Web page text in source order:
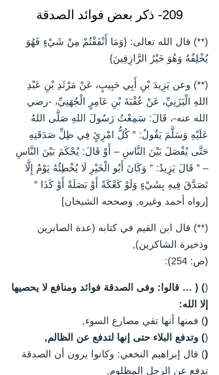
209- ذكر بعض فوائد الصدقة
(**) قال الله تعالى: {وَمَا أَنْفَقْتُمْ مِنْ شَيْءٍ فَهُوَ
يُخْلِفُهُ وَهُوَ خَيْرُ الرَّازِقِينَ}
(**) وعن يَزِيدَ بْنِ أَبِي حَبِيبٍ، عَنْ مَرْثَدِ بْنِ عَبْدِ
اللهِ الْيَزَنِيِّ، عَنْ عُقْبَةَ بْنِ عَامِرٍ الْجُهَنِيِّ، -رضي
الله عنه-، قَالَ: سَمِعْتُ رَسُولَ اللهِ صَلَّى اللهُ
عَلَيْهِ وَسَلَّمَ يَقُولُ: ” كُلُّ امْرِئٍ فِي ظِلِّ صَدَقَتِهِ
حَتَّى يُفْصَلَ بَيْنَ النَّاسِ – أَوْ قَالَ: يُحْكَمَ بَيْنَ النَّاسِ
– ” قَالَ يَزِيدُ: ” وَكَانَ أَبُو الْخَيْرِ لَا يُخْطِئُهُ يَوْمٌ إِلَّا
تَصَدَّقَ فِيهِ بِشَيْءٍ وَلَوْ كَعْكَةً أَوْ بَصَلَةً أَوْ كَذَا ”
[رواه أحمد وغيره, وصححه الشيخان]
(**) قال ابن القيم في كتابه (عدة الصابرين
وذخيرة الشاكرين),
(ص: 254):
() ( … قالوا: وفى الصدقة فوائد ومنافع لا يحصيها
إلا الله:
() فمنها أنها تقي مصارع السوء,
() وتدفع البلاء حتى إنها لتدفع عن الظالم,
() قال إبراهيم النخعي: وكانوا يرون أن الصدقة
تدفع عن الرجل المظلوم,